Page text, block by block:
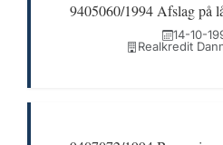
9405060/1994 Afslag på
14-10-
Realkredit